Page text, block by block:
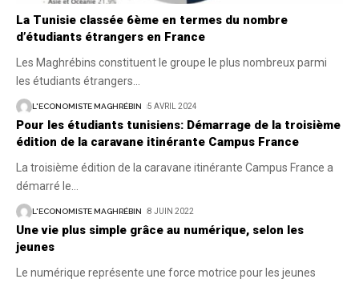
La Tunisie classée 6ème en termes du nombre
d’étudiants étrangers en France
Les Maghrébins constituent le groupe le plus nombreux parmi
les étudiants étrangers
L'ECONOMISTE MAGHRÉBIN 5 AVRIL 2024
Pour les étudiants tunisiens: Démarrage de la troisième
édition de la caravane itinérante Campus France
La troisième édition de la caravane itinérante Campus France a
démarré le
L'ECONOMISTE MAGHRÉBIN 8 JUIN 2022
Une vie plus simple grâce au numérique, selon les
jeunes
Le numérique représente une force motrice pour les jeunes